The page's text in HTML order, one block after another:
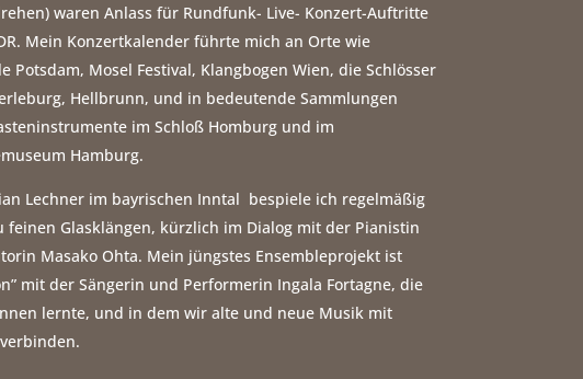
waren Anlass für Rundfunk- Live- Konzert-Auftritte
Mein Konzertkalender führte mich an Orte wie
Potsdam, Mosel Festival, Klangbogen Wien, die Schlösser
Hellbrunn, und in bedeutende Sammlungen
im Schloß Homburg und im
Hamburg.
Lechner im bayrischen Inntal bespiele ich regelmäßig
feinen Glasklängen, kürzlich im Dialog mit der Pianistin
Masako Ohta. Mein jüngstes Ensembleprojekt ist
mit der Sängerin und Performerin Ingala Fortagne, die
lernte, und in dem wir alte und neue Musik mit